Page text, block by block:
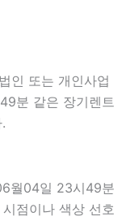
인 또는 개인사업
분 같은 장기렌트
월04일 23시49분
점이나 색상 선호